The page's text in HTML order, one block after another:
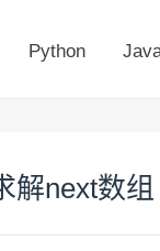
Python
解next数组